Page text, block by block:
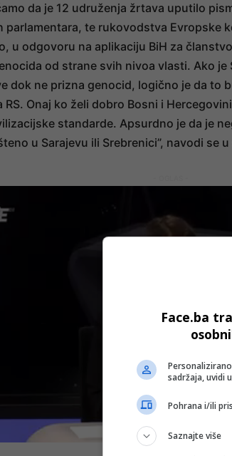
da je 12 udruženja žrtava uputilo
parlamentara, te rukovodstva Evropske
u odgovoru na aplikaciju BiH za
od strane svih nivoa vlasti. Ako je
dok ne prizna genocid, logično je da to
Onaj ko želi dobro Bosni i
standarde. Apsurdno je da je
u Sarajevu ili Srebrenici”, navodi se
Face.ba
sadržaja, uvidi
Pohrana i/ili
Saznajte više